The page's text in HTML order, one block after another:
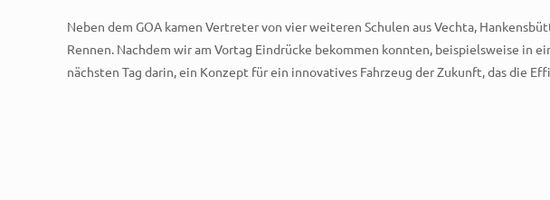
Neben dem GOA kamen Vertreter von vier weiteren Schulen aus Vechta,
Rennen. Nachdem wir am Vortag Eindrücke bekommen konnten, beispielsweise in
nächsten Tag darin, ein Konzept für ein innovatives Fahrzeug der Zukunft, das die